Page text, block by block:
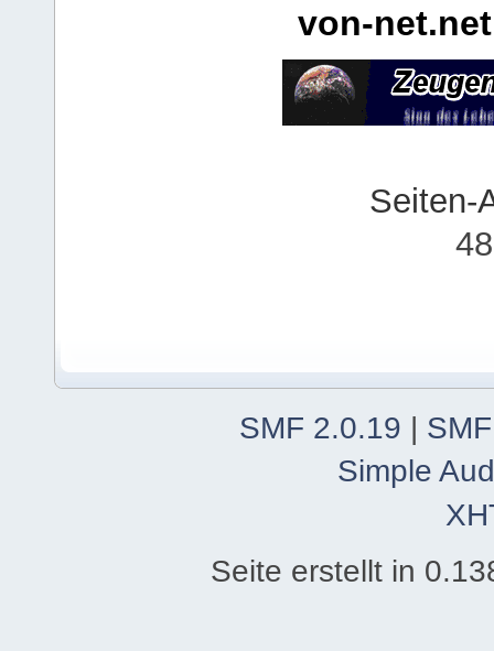
von-net.net
Seiten-
SMF 2.0.19 |
Simple
Seite erstellt in